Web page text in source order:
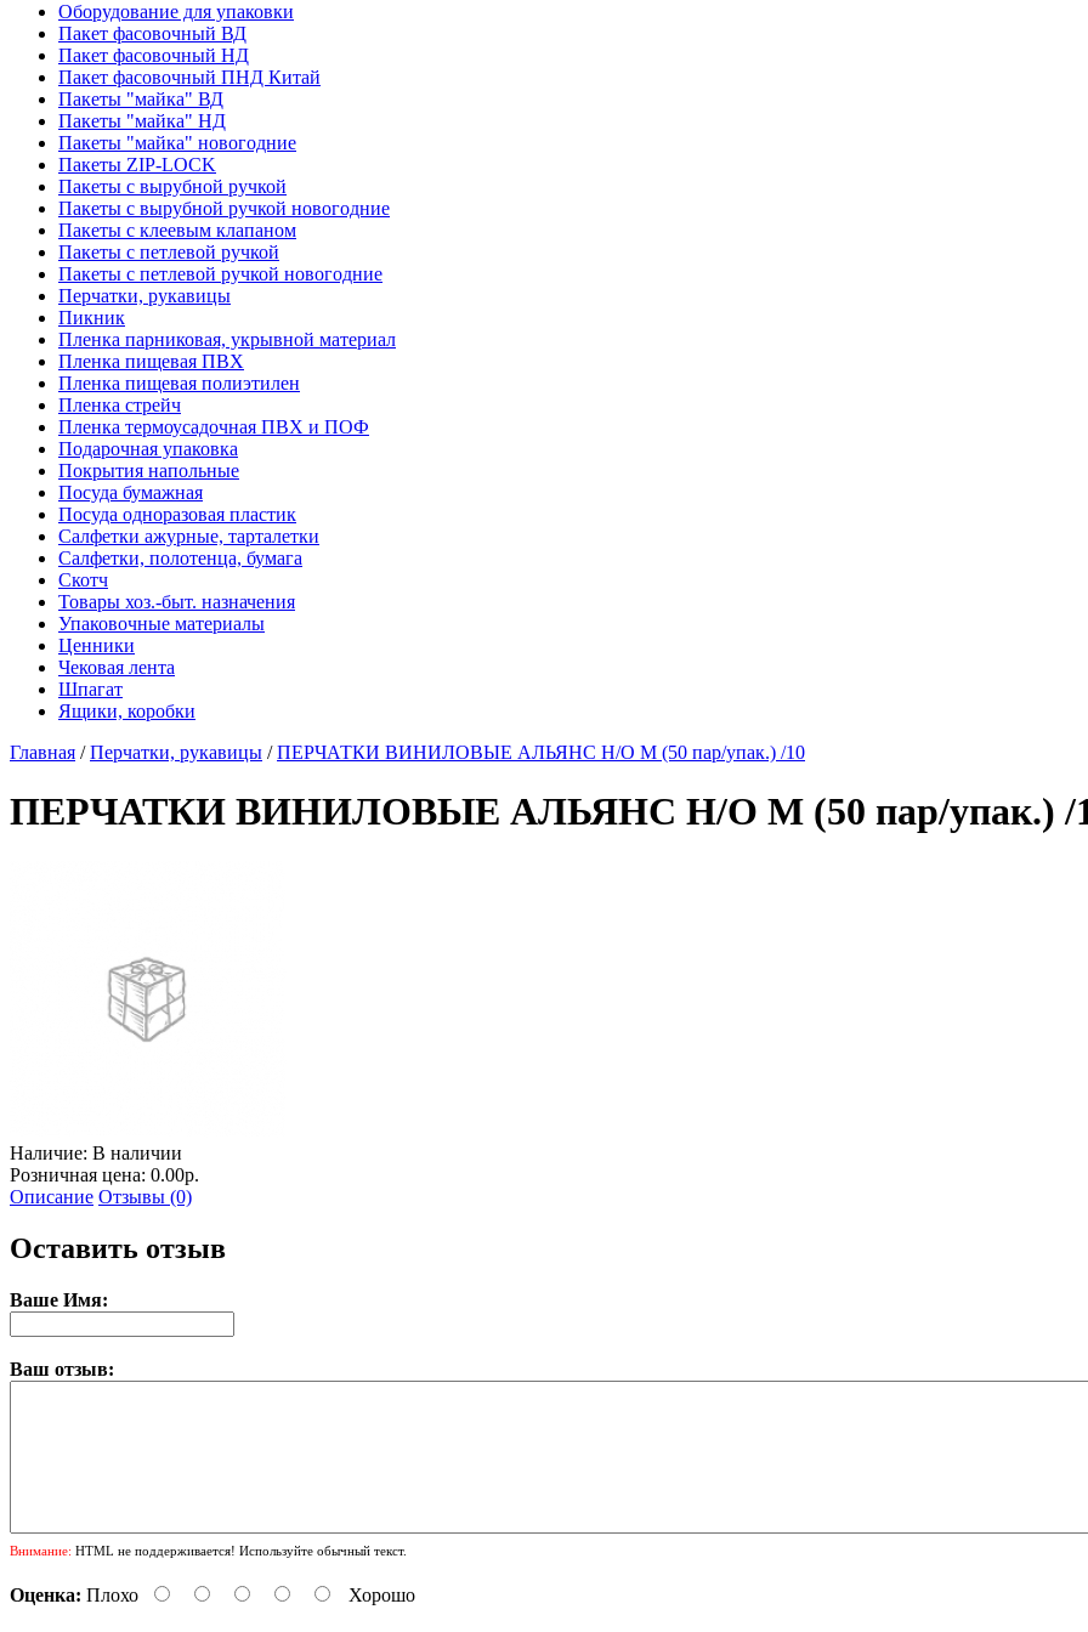
Оборудование для упаковки
Пакет фасовочный ВД
Пакет фасовочный НД
Пакет фасовочный ПНД Китай
Пакеты "майка" ВД
Пакеты "майка" НД
Пакеты "майка" новогодние
Пакеты ZIP-LOCK
Пакеты с вырубной ручкой
Пакеты с вырубной ручкой новогодние
Пакеты с клеевым клапаном
Пакеты с петлевой ручкой
Пакеты с петлевой ручкой новогодние
Перчатки, рукавицы
Пикник
Пленка парниковая, укрывной материал
Пленка пищевая ПВХ
Пленка пищевая полиэтилен
Пленка стрейч
Пленка термоусадочная ПВХ и ПОФ
Подарочная упаковка
Покрытия напольные
Посуда бумажная
Посуда одноразовая пластик
Салфетки ажурные, тарталетки
Салфетки, полотенца, бумага
Скотч
Товары хоз.-быт. назначения
Упаковочные материалы
Ценники
Чековая лента
Шпагат
Ящики, коробки
Главная /Перчатки, рукавицы /ПЕРЧАТКИ ВИНИЛОВЫЕ АЛЬЯНС Н/О M (50 пар/упак.) /10
ПЕРЧАТКИ ВИНИЛОВЫЕ АЛЬЯНС Н/О M (50 пар/упак.) /
Наличие: В наличии
Розничная цена: 0.00р.
Описание Отзывы (0)
Оставить отзыв
Ваше Имя:
Ваш отзыв:
Внимание: HTML не поддерживается! Используйте обычный текст.
Оценка: Плохо Хорошо